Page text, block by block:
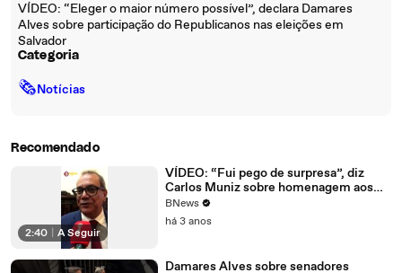
VÍDEO: “Eleger o maior número possível”, declara Damares
Alves sobre participação do Republicanos nas eleições em
Salvador
Categoria
🗞Notícias
Recomendado
2:40 A Seguir
VÍDEO: “Fui pego de surpresa”, diz
Carlos Muniz sobre homenagem aos
vereadores de Salvador
BNews
há 3 anos
Damares Alves sobre senadores